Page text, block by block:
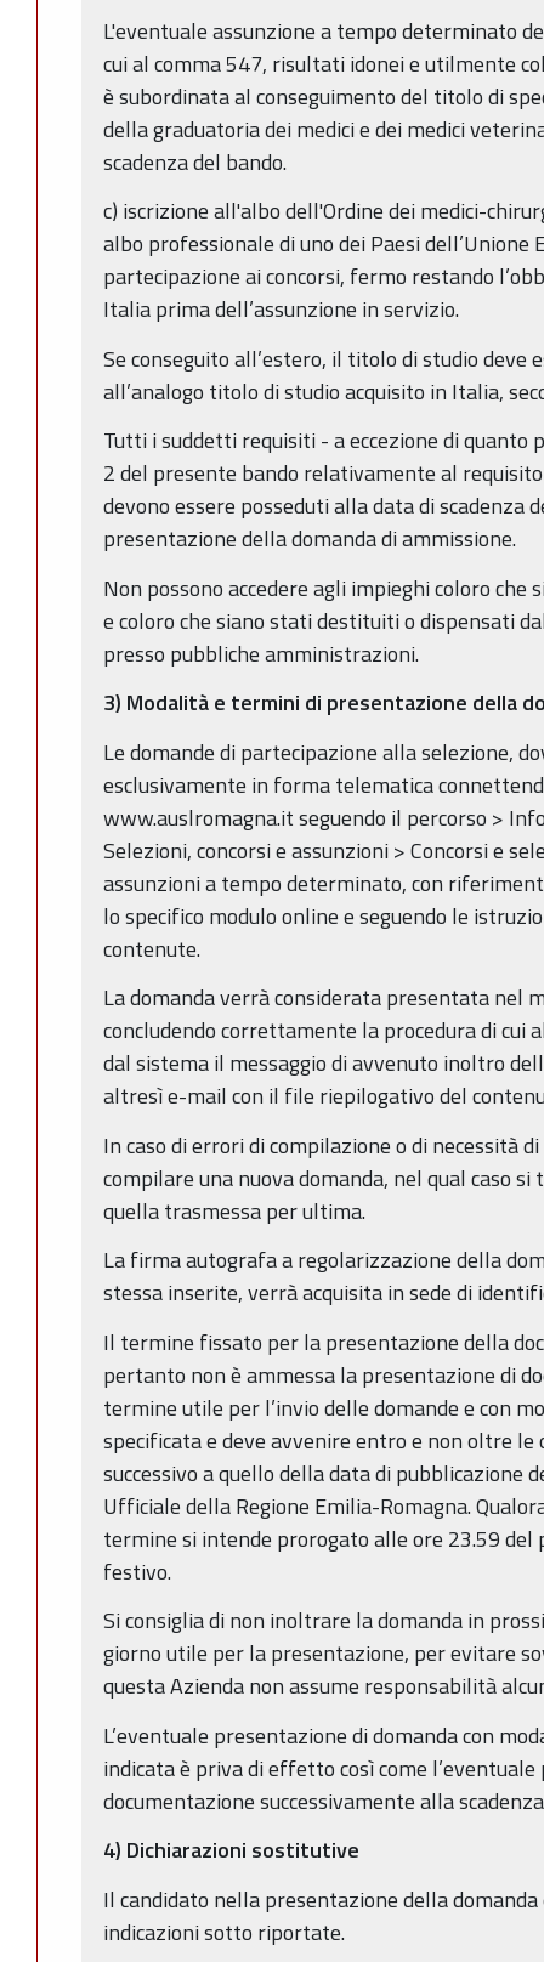
L'eventuale assunzione a tempo determinato
cui al comma 547, risultati idonei e utilmente
è subordinata al conseguimento del titolo di
della graduatoria dei medici e dei medici
scadenza del bando.
c) iscrizione all'albo dell'Ordine dei medici-
albo professionale di uno dei Paesi dell’Unione
partecipazione ai concorsi, fermo restando
Italia prima dell’assunzione in servizio.
Se conseguito all’estero, il titolo di studio deve
all’analogo titolo di studio acquisito in Italia,
Tutti i suddetti requisiti - a eccezione di
2 del presente bando relativamente al
devono essere posseduti alla data di
presentazione della domanda di ammissione.
Non possono accedere agli impieghi coloro
e coloro che siano stati destituiti o dispensati
presso pubbliche amministrazioni.
3) Modalità e termini di presentazione della
Le domande di partecipazione alla selezione,
esclusivamente in forma telematica
www.auslromagna.it seguendo il percorso >
Selezioni, concorsi e assunzioni > Concorsi e
assunzioni a tempo determinato, con
lo specifico modulo online e seguendo le
contenute.
La domanda verrà considerata presentata nel
concludendo correttamente la procedura di cui
dal sistema il messaggio di avvenuto inoltro
altresì e-mail con il file riepilogativo del
In caso di errori di compilazione o di necessità
compilare una nuova domanda, nel qual caso
quella trasmessa per ultima.
La firma autografa a regolarizzazione della
stessa inserite, verrà acquisita in sede di
Il termine fissato per la presentazione della
pertanto non è ammessa la presentazione di
termine utile per l’invio delle domande e con
specificata e deve avvenire entro e non oltre
successivo a quello della data di pubblicazione
Ufficiale della Regione Emilia-Romagna.
termine si intende prorogato alle ore 23.59 del
festivo.
Si consiglia di non inoltrare la domanda in
giorno utile per la presentazione, per evitare
questa Azienda non assume responsabilità
L’eventuale presentazione di domanda con
indicata è priva di effetto così come
documentazione successivamente alla
4) Dichiarazioni sostitutive
Il candidato nella presentazione della
indicazioni sotto riportate.